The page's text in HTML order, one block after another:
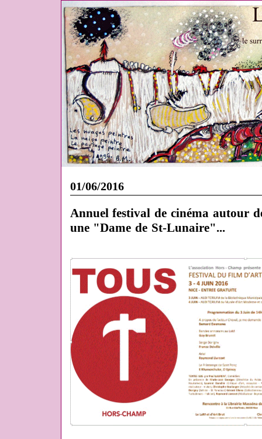
01/06/2016
Annuel festival de cinéma autour
une "Dame de St-Lunaire"...